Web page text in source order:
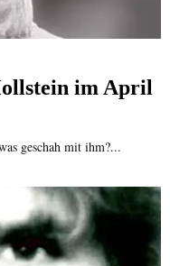
im April
geschah mit ihm?...